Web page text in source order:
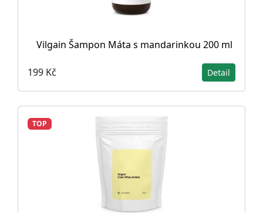
Vilgain Šampon Máta s mandarinkou 200 ml
199 Kč Detail
TOP